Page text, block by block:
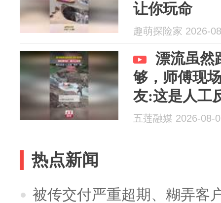
让你玩命
趣萌探险家 2026-
漂流虽然
够，师傅现
友:这是人工
五莲融媒 2026-08-
热点新闻
被传交付严重超期、糊弄客